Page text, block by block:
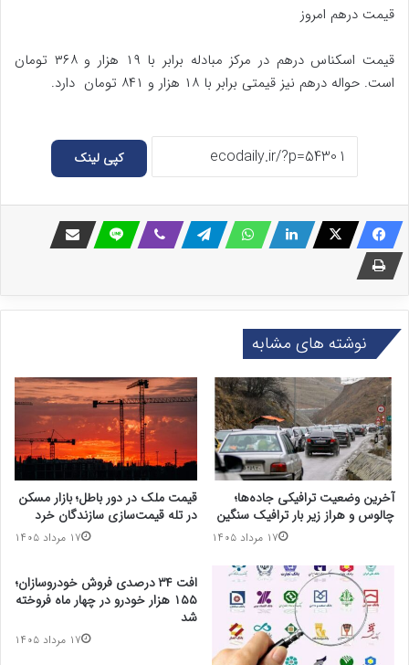
قیمت درهم امروز
قیمت اسکناس درهم در مرکز مبادله برابر با ۱۹ هزار و ۳۶۸ تومان
است. حواله درهم نیز قیمتی برابر با ۱۸ هزار و ۸۴۱ تومان دارد.
کپی لینک
نوشته های مشابه
قیمت ملک در دور باطل؛ بازار مسکن
در تله قیمت‌سازی سازندگان خرد
۱۷ مرداد ۱۴۰۵
آخرین وضعیت ترافیکی جاده‌ها؛
چالوس و هراز زیر بار ترافیک سنگین
۱۷ مرداد ۱۴۰۵
افت ۳۴ درصدی فروش خودروسازان؛
۱۵۵ هزار خودرو در چهار ماه فروخته
شد
۱۷ مرداد ۱۴۰۵